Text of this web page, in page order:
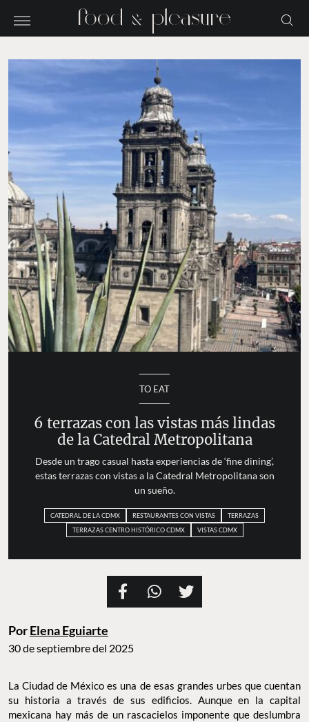
TO EAT
6 terrazas con las vistas más lindas
de la Catedral Metropolitana
Desde un trago casual hasta experiencias de ‘fine dining’,
estas terrazas con vistas a la Catedral Metropolitana son
un sueño.
CATEDRAL DE LA CDMX RESTAURANTES CON VISTAS
TERRAZAS
TERRAZAS CENTRO HISTÓRICO CDMX
VISTAS CDMX
PorElena Eguiarte
30 de septiembre del 2025
La Ciudad de México es una de esas grandes urbes que cuentan
su historia a través de sus edificios. Aunque en la capital
mexicana hay más de un rascacielos imponente que deslumbra